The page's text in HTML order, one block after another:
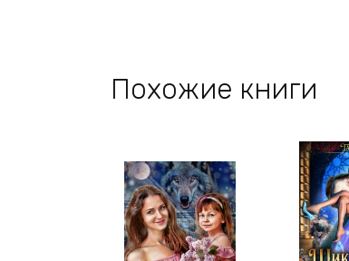
Похожие книги